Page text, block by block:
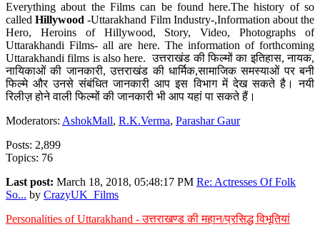
Everything about the Films can be found here.The history of so
calledHillywood-Uttarakhand Film Industry-,Information about the
Hero, Heroins of Hillywood, Story, Video, Photographs of
Uttarakhandi Films- all are here. The information of forthcoming
Uttarakhandi films is also here. उत्तराखंड की फिल्मों का इतिहास, नायक,
नायिकाओं की जानकारी, उत्तराखंड की धार्मिक,सामाजिक समस्याओं पर बनी
फिल्मे और उनसे संबंधित जानकारी आप इस विभाग में देख सकते है। नयी
रिलीज़ होने वाली फिल्मों की जानकारी भी आप यहां पा सकते हैं।
Moderators: AshokMall, R.K.Verma, Parashar Gaur
Posts: 2,899
Topics: 76
Last post: March 18, 2018, 05:48:17 PM Re: Actresses Of Folk
So... by CrazyUK_Films
Personalities of Uttarakhand - उत्तराखण्ड की महान/प्रसिद्ध विभूतियां